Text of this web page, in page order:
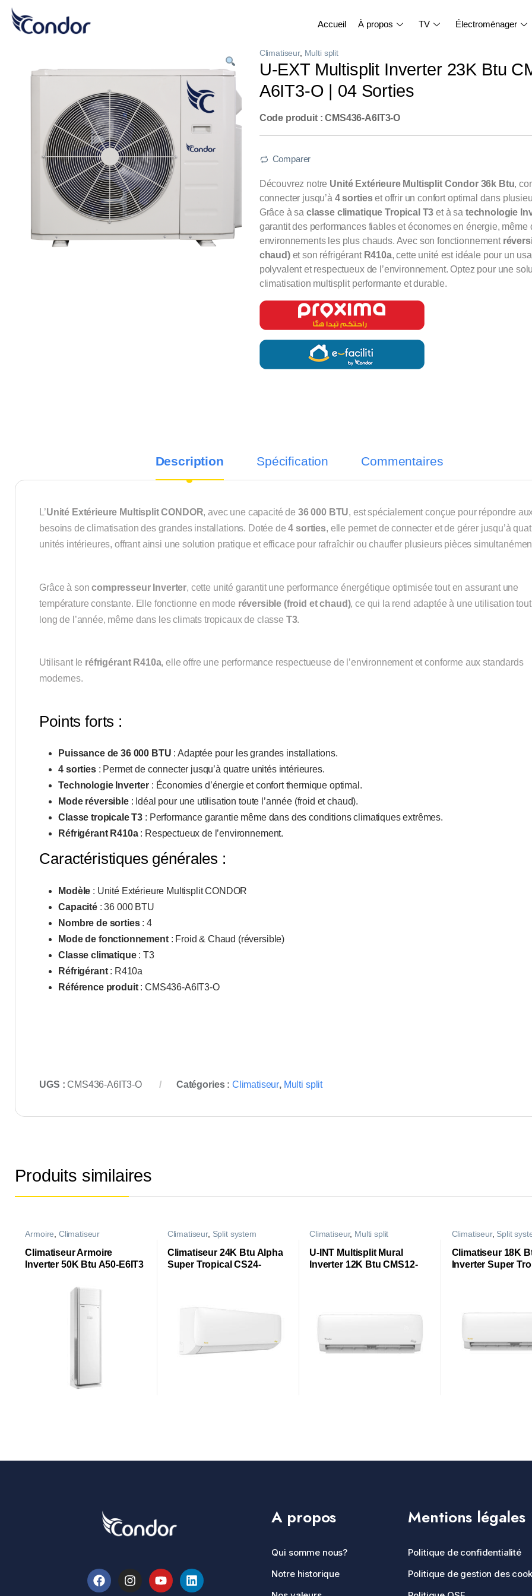
Accueil À propos TV Électroménager
Climatiseur, Multi split
U-EXT Multisplit Inverter 23K Btu
A6IT3-O | 04 Sorties
Code produit : CMS436-A6IT3-O
Comparer
Découvrez notre Unité Extérieure Multisplit Condor 36k Btu,
connecter jusqu’à 4 sortieset offrir un confort optimal dans
Grâce à sa classe climatique Tropical T3 et à sa technologie
garantit des performances fiables et économes en énergie, même
environnements les plus chauds. Avec son fonctionnement
chaud)et son réfrigérant R410a, cette unité est idéale pour un
polyvalent et respectueux de l’environnement. Optez pour une
climatisation multisplit performante et durable.
Description Spécification Commentaires
L’Unité Extérieure Multisplit CONDOR, avec une capacité de 36 000 BTU, est spécialement conçue pour répondre
besoins de climatisation des grandes installations. Dotée de4 sorties, elle permet de connecter et de gérer jusqu’à
unités intérieures, offrant ainsi une solution pratique et efficace pour rafraîchir ou chauffer plusieurs pièces
Grâce à soncompresseur Inverter, cette unité garantit une performance énergétique optimisée tout en assurant une
température constante. Elle fonctionne en mode réversible (froid et chaud), ce qui la rend adaptée à une utilisation
long de l’année, même dans les climats tropicaux de classe T3.
Utilisant le réfrigérant R410a, elle offre une performance respectueuse de l’environnement et conforme aux standards
modernes.
Points forts :
Puissance de 36 000 BTU : Adaptée pour les grandes installations.
4 sorties: Permet de connecter jusqu’à quatre unités intérieures.
Technologie Inverter : Économies d’énergie et confort thermique optimal.
Mode réversible: Idéal pour une utilisation toute l’année (froid et chaud).
Classe tropicale T3 : Performance garantie même dans des conditions climatiques extrêmes.
Réfrigérant R410a: Respectueux de l’environnement.
Caractéristiques générales :
Modèle : Unité Extérieure Multisplit CONDOR
Capacité: 36 000 BTU
Nombre de sorties: 4
Mode de fonctionnement: Froid & Chaud (réversible)
Classe climatique: T3
Réfrigérant: R410a
Référence produit: CMS436-A6IT3-O
UGS :CMS436-A6IT3-O Catégories : Climatiseur, Multi split
Produits similaires
Armoire Climatiseur
Climatiseur Armoire
Inverter 50K Btu A50-E6IT3
Climatiseur, Split system
Climatiseur 24K Btu Alpha
Super Tropical CS24-
Climatiseur, Multi split
U-INT Multisplit Mural
Inverter 12K Btu CMS12-
Climatiseur, Split
Climatiseur 18K
Inverter Super
A propos
Qui somme nous?
Notre historique
Mentions légales
Politique de confidentialité
Politique de gestion des